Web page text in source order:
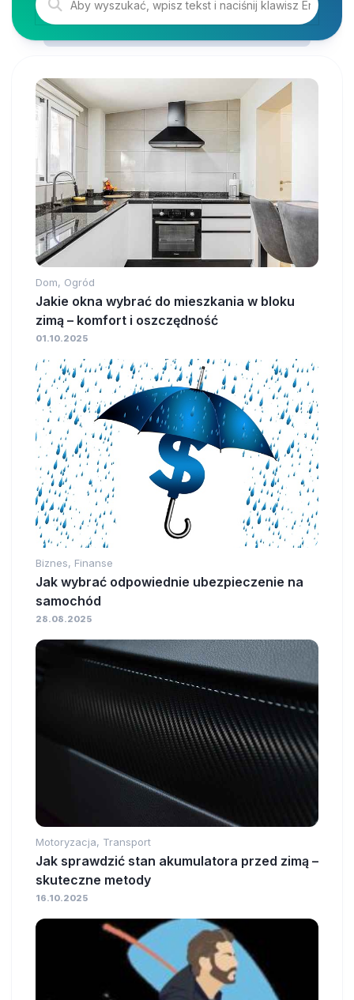
Dom, Ogród
Jakie okna wybrać do mieszkania w bloku
zimą – komfort i oszczędność
01.10.2025
Biznes, Finanse
Jak wybrać odpowiednie ubezpieczenie na
samochód
28.08.2025
Motoryzacja, Transport
Jak sprawdzić stan akumulatora przed zimą –
skuteczne metody
16.10.2025